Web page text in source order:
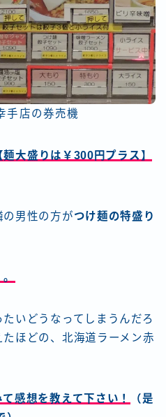
手店の券売機
麺大盛りは￥300円プラス】
男性の方がつけ麺の特盛り
たいどうなってしまうんだろ
ほどの、北海道ラーメン赤
感想を教えて下さい！
（是